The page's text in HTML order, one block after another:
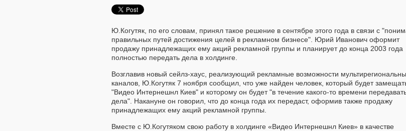
Ю.Когутяк, по его словам, принял такое решение в сентябре этого года в связи с
правильных путей достижения целей в рекламном бизнесе". Юрий Иванович оформит
продажу принадлежащих ему акций рекламной группы и планирует до конца 2003 года
полностью передать дела в холдинге.
Возглавив новый сейлз-хаус, реализующий рекламные возможности
каналов, Ю.Когутяк 7 ноября сообщил, что уже найден человек, который будет
"Видео Интернешнл Киев" и которому он будет "в течение какого-то времени
дела". Накануне он говорил, что до конца года их передаст, оформив также продажу
принадлежащих ему акций рекламной группы.
Вместе с Ю.Когутяком свою работу в холдинге «Видео Интернешнл Киев» в качестве